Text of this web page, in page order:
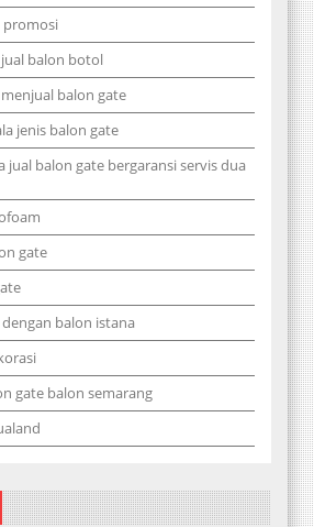
promosi
balon botol
balon gate
jenis balon gate
jual balon gate bergaransi servis dua
gate
balon istana
gate balon semarang